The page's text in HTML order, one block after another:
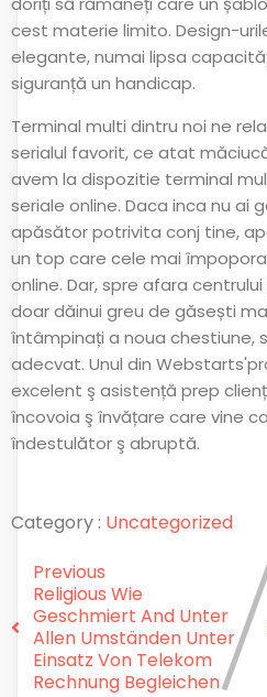
cest materie limito. Design-
elegante, numai lipsa
siguranță un handicap.
Terminal multi dintru noi ne
serialul favorit, ce atat
avem la dispozitie terminal
seriale online. Daca inca nu ai
apăsător potrivita conj tine,
un top care cele mai
online. Dar, spre afara
doar dăinui greu de găsești
întâmpinați a noua chestiune,
adecvat. Unul din
excelent ş asistență prep
încovoia ş învățare care vine
îndestulător ş abruptă.
Category : Uncategorized
Previous
Religious Wie
Geschmiert And Unter
Allen Umständen Unter
Einsatz Von Telekom
Rechnung Begleichen